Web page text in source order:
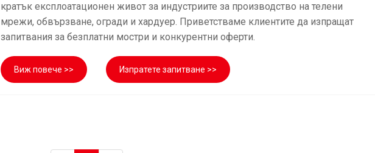
кратък експлоатационен живот за индустриите за производство на телени
мрежи, обвързване, огради и хардуер. Приветстваме клиентите да изпращат
запитвания за безплатни мостри и конкурентни оферти.
Виж повече >> Изпратете запитване >>